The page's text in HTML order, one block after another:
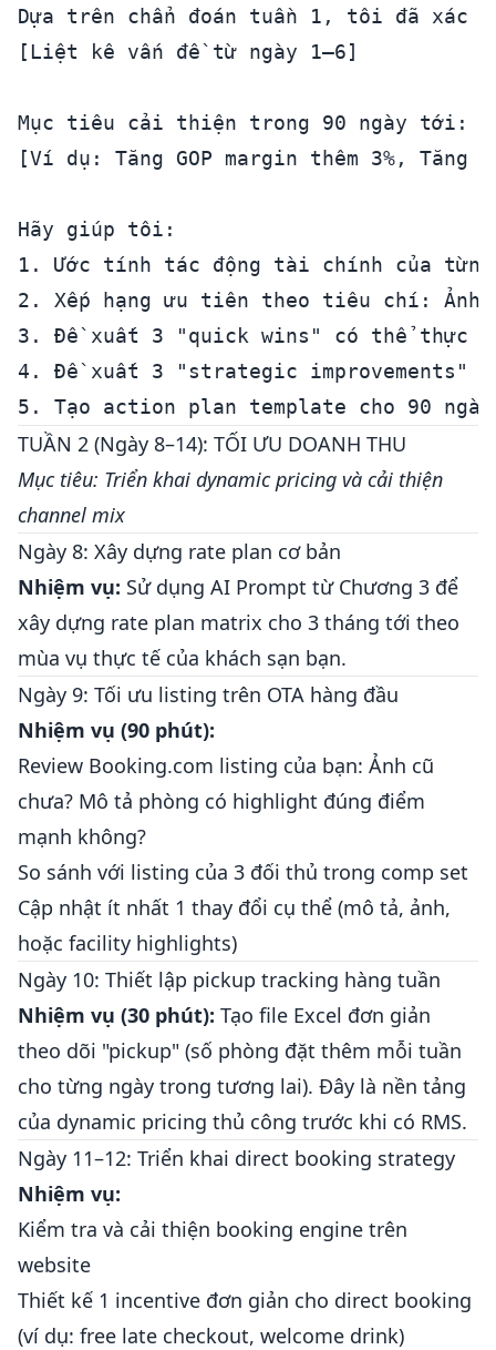
Dựa trên chẩn đoán tuần 1, tôi đã xác
[Liệt kê vấn đề từ ngày 1–6]
Mục tiêu cải thiện trong 90 ngày tới:
[Ví dụ: Tăng GOP margin thêm 3%,
Hãy giúp tôi:
1. Ước tính tác động tài chính của
2. Xếp hạng ưu tiên theo tiêu chí: Ảnh
3. Đề xuất 3 "quick wins" có thể thực
4. Đề xuất 3 "strategic improvements"
TUẦN 2 (Ngày 8–14): TỐI ƯU DOANH THU
Mục tiêu: Triển khai dynamic pricing và cải thiện
channel mix
Ngày 8: Xây dựng rate plan cơ bản
Nhiệm vụ: Sử dụng AI Prompt từ Chương 3 để
xây dựng rate plan matrix cho 3 tháng tới theo
mùa vụ thực tế của khách sạn bạn.
Ngày 9: Tối ưu listing trên OTA hàng đầu
Nhiệm vụ (90 phút):
Review Booking.com listing của bạn: Ảnh cũ
chưa? Mô tả phòng có highlight đúng điểm
mạnh không?
So sánh với listing của 3 đối thủ trong comp set
Cập nhật ít nhất 1 thay đổi cụ thể (mô tả, ảnh,
hoặc facility highlights)
Ngày 10: Thiết lập pickup tracking hàng tuần
Nhiệm vụ (30 phút): Tạo file Excel đơn giản
theo dõi "pickup" (số phòng đặt thêm mỗi tuần
cho từng ngày trong tương lai). Đây là nền tảng
của dynamic pricing thủ công trước khi có RMS.
Ngày 11–12: Triển khai direct booking strategy
Nhiệm vụ:
Kiểm tra và cải thiện booking engine trên
website
Thiết kế 1 incentive đơn giản cho direct booking
(ví dụ: free late checkout, welcome drink)